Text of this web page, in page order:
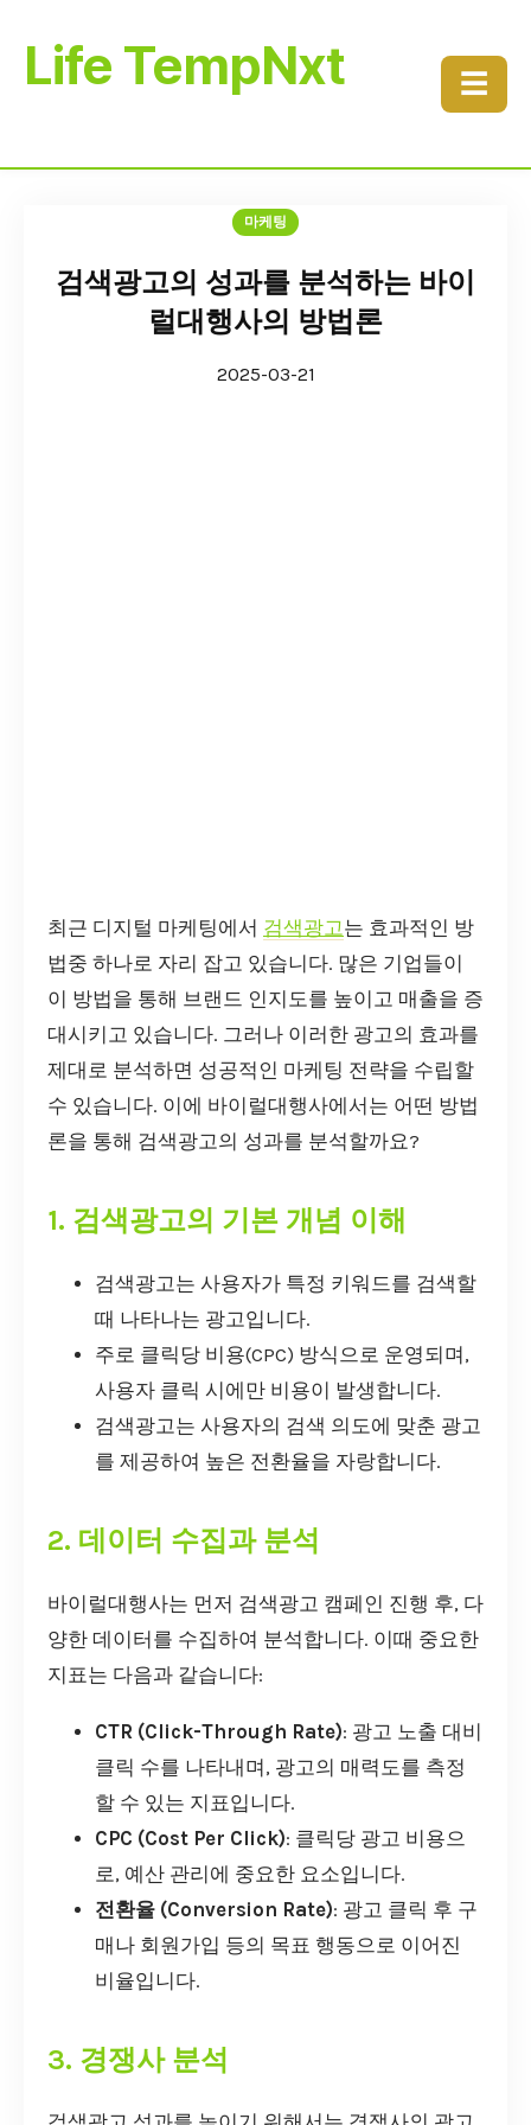
Life TempNxt ☰
마케팅
검색광고의 성과를 분석하는 바이
럴대행사의 방법론
2025-03-21
최근 디지털 마케팅에서 검색광고는 효과적인 방
법중 하나로 자리 잡고 있습니다. 많은 기업들이
이 방법을 통해 브랜드 인지도를 높이고 매출을 증
대시키고 있습니다. 그러나 이러한 광고의 효과를
제대로 분석하면 성공적인 마케팅 전략을 수립할
수 있습니다. 이에 바이럴대행사에서는 어떤 방법
론을 통해 검색광고의 성과를 분석할까요?
1. 검색광고의 기본 개념 이해
검색광고는 사용자가 특정 키워드를 검색할
때 나타나는 광고입니다.
주로 클릭당 비용(CPC) 방식으로 운영되며,
사용자 클릭 시에만 비용이 발생합니다.
검색광고는 사용자의 검색 의도에 맞춘 광고
를 제공하여 높은 전환율을 자랑합니다.
2. 데이터 수집과 분석
바이럴대행사는 먼저 검색광고 캠페인 진행 후, 다
양한 데이터를 수집하여 분석합니다. 이때 중요한
지표는 다음과 같습니다:
CTR (Click-Through Rate): 광고 노출 대비
클릭 수를 나타내며, 광고의 매력도를 측정
할 수 있는 지표입니다.
CPC (Cost Per Click): 클릭당 광고 비용으
로, 예산 관리에 중요한 요소입니다.
전환율 (Conversion Rate): 광고 클릭 후 구
매나 회원가입 등의 목표 행동으로 이어진
비율입니다.
3. 경쟁사 분석